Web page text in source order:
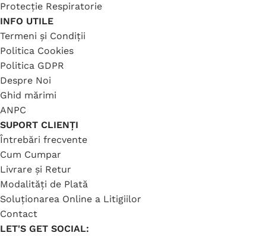
Protecție Respiratorie
INFO UTILE
Termeni și Condiții
Politica Cookies
Politica GDPR
Despre Noi
Ghid mărimi
ANPC
SUPORT CLIENȚI
Întrebări frecvente
Cum Cumpar
Livrare și Retur
Modalități de Plată
Soluționarea Online a Litigiilor
Contact
LET'S GET SOCIAL: